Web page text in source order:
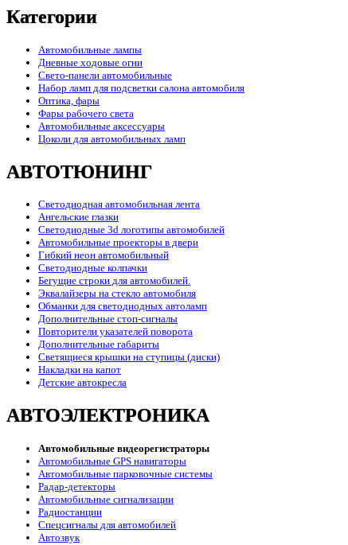
Категории
Автомобильные лампы
Дневные ходовые огни
Свето-панели автомобильные
Набор ламп для подсветки салона автомобиля
Оптика, фары
Фары рабочего света
Автомобильные аксессуары
Цоколи для автомобильных ламп
АВТОТЮНИНГ
Светодиодная автомобильная лента
Ангельские глазки
Светодиодные 3d логотипы автомобилей
Автомобильные проекторы в двери
Гибкий неон автомобильный
Светодиодные колпачки
Бегущие строки для автомобилей.
Эквалайзеры на стекло автомобиля
Обманки для светодиодных автоламп
Дополнительные стоп-сигналы
Повторители указателей поворота
Дополнительные габариты
Светящиеся крышки на ступицы (диски)
Накладки на капот
Детские автокресла
АВТОЭЛЕКТРОНИКА
Автомобильные видеорегистраторы
Автомобильные GPS навигаторы
Автомобильные парковочные системы
Радар-детекторы
Автомобильные сигнализации
Радиостанции
Спецсигналы для автомобилей
Автозвук